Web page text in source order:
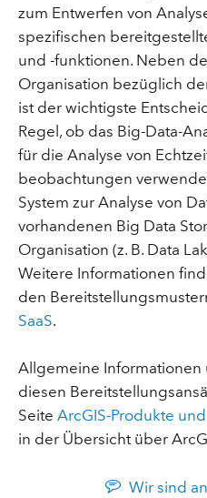
zum Entwerfen von
spezifischen
und -funktionen. Neben
Organisation bezüglich
ist der wichtigste
Regel, ob das Big-Data-
für die Analyse von
beobachtungen
System zur Analyse von
vorhandenen Big Data
Organisation (z. B. Data
Weitere Informationen
den
SaaS.
Allgemeine
diesen
Seite ArcGIS-Produkte
in der Übersicht über
Wir sind